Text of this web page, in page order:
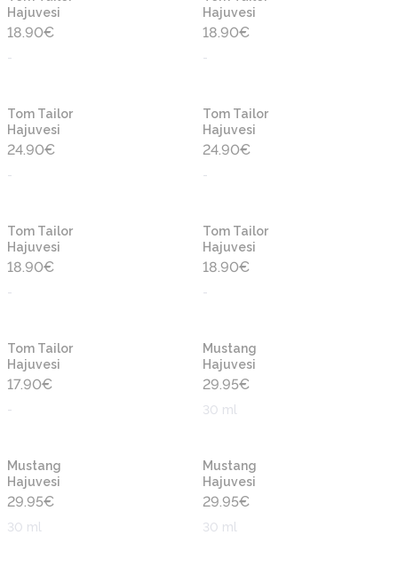
Hajuvesi
18.90€
-
Hajuvesi
18.90€
-
Tom Tailor
Hajuvesi
24.90€
-
Tom Tailor
Hajuvesi
24.90€
-
Tom Tailor
Hajuvesi
18.90€
-
Tom Tailor
Hajuvesi
18.90€
-
Tom Tailor
Hajuvesi
17.90€
-
Mustang
Hajuvesi
29.95€
30 ml
Mustang
Hajuvesi
29.95€
30 ml
Mustang
Hajuvesi
29.95€
30 ml